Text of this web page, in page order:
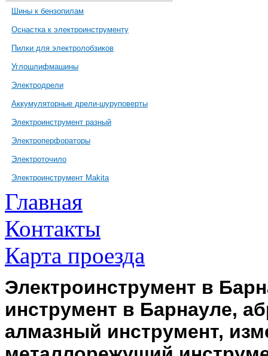
Шины к бензопилам
Оснастка к электроинструменту
Пилки для электролобзиков
Углошлифмашины
Электродрели
Аккумуляторные дрели-шуруповерты
Электроинструмент разный
Электроперфораторы
Электроточило
Электроинструмент Makita
Главная
Контакты
Карта проезда
Электроинструмент в
инструмент в Барнауле,
алмазный инструмент,